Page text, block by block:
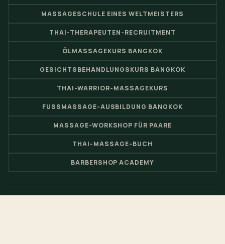
MASSAGESCHULE EINES WELTMEISTERS
THAI-THERAPEUTEN-RECRUITMENT
ÖLMASSAGEKURS BANGKOK
GESICHTSBEHANDLUNGSKURS BANGKOK
THAI-WARRIOR-MASSAGEKURS
FUSSMASSAGE-AUSBILDUNG BANGKOK
MASSAGE-WORKSHOP FÜR PAARE
THAI-MASSAGE-BUCH
BARBERSHOP ACADEMY